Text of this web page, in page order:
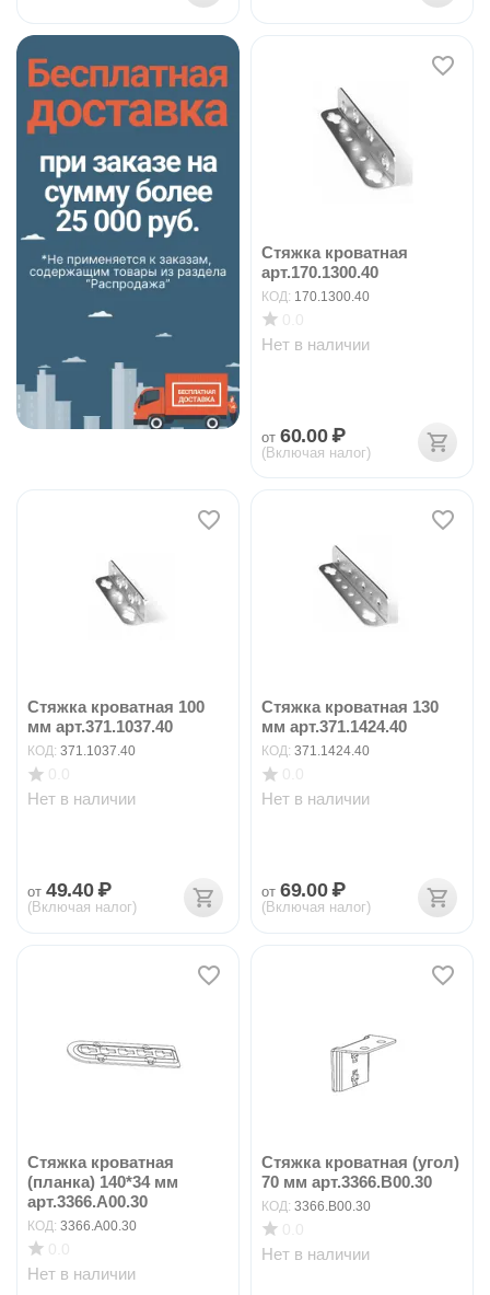
Стяжка кроватная
арт.170.1300.40
КОД: 170.1300.40
Нет в наличии
от 60.00 ₽
(Включая налог)
Стяжка кроватная 100
мм арт.371.1037.40
КОД: 371.1037.40
Нет в наличии
от 49.40 ₽
(Включая налог)
Стяжка кроватная 130
мм арт.371.1424.40
КОД: 371.1424.40
Нет в наличии
от 69.00 ₽
(Включая налог)
Стяжка кроватная
(планка) 140*34 мм
арт.3366.A00.30
КОД: 3366.A00.30
Нет в наличии
Стяжка кроватная (угол)
70 мм арт.3366.B00.30
КОД: 3366.B00.30
Нет в наличии